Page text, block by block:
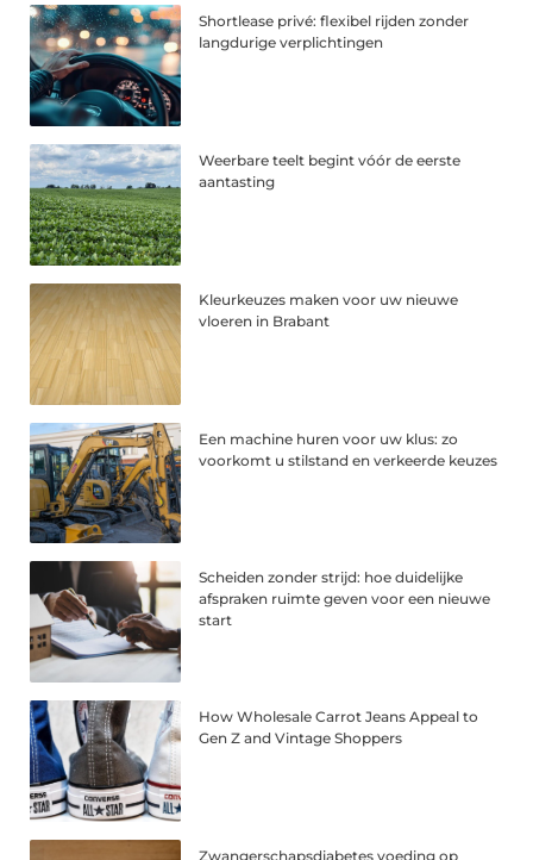
Shortlease privé: flexibel rijden zonder
langdurige verplichtingen
Weerbare teelt begint vóór de eerste
aantasting
Kleurkeuzes maken voor uw nieuwe
vloeren in Brabant
Een machine huren voor uw klus: zo
voorkomt u stilstand en verkeerde keuzes
Scheiden zonder strijd: hoe duidelijke
afspraken ruimte geven voor een nieuwe
start
How Wholesale Carrot Jeans Appeal to
Gen Z and Vintage Shoppers
Zwangerschapsdiabetes voeding op